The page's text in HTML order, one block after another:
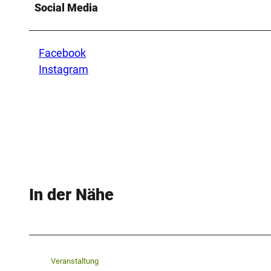
Social Media
Facebook
Instagram
In der Nähe
Veranstaltung